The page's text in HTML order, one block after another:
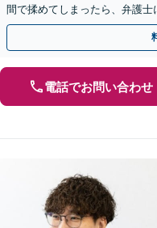
間で揉めてしまったら、弁護士
電話でお問い合わせ